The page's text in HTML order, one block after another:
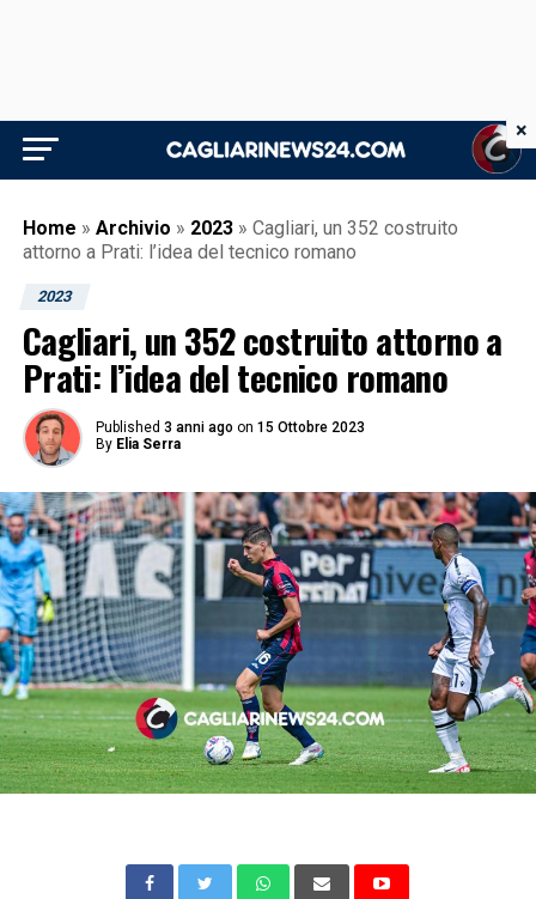
Home » Archivio » 2023 » Cagliari, un 352 costruito
attorno a Prati: l’idea del tecnico romano
2023
Cagliari, un 352 costruito attorno a
Prati: l’idea del tecnico romano
Published 3 anni ago on 15 Ottobre 2023
By Elia Serra
×